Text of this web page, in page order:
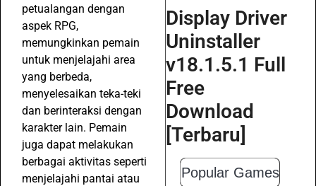
petualangan dengan
aspek RPG,
memungkinkan pemain
untuk menjelajahi area
yang berbeda,
menyelesaikan teka-teki
dan berinteraksi dengan
karakter lain. Pemain
juga dapat melakukan
berbagai aktivitas seperti
menjelajahi pantai atau
Display Driver
Uninstaller
v18.1.5.1 Full
Free
Download
[Terbaru]
Popular Games